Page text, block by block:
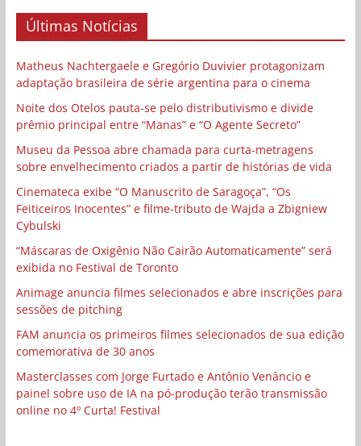
Últimas Notícias
Matheus Nachtergaele e Gregório Duvivier protagonizam
adaptação brasileira de série argentina para o cinema
Noite dos Otelos pauta-se pelo distributivismo e divide
prêmio principal entre “Manas” e “O Agente Secreto”
Museu da Pessoa abre chamada para curta-metragens
sobre envelhecimento criados a partir de histórias de vida
Cinemateca exibe “O Manuscrito de Saragoça”, “Os
Feiticeiros Inocentes” e filme-tributo de Wajda a Zbigniew
Cybulski
“Máscaras de Oxigênio Não Cairão Automaticamente” será
exibida no Festival de Toronto
Animage anuncia filmes selecionados e abre inscrições para
sessões de pitching
FAM anuncia os primeiros filmes selecionados de sua edição
comemorativa de 30 anos
Masterclasses com Jorge Furtado e Antônio Venâncio e
painel sobre uso de IA na pó-produção terão transmissão
online no 4º Curta! Festival